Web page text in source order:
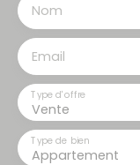
Nom
Email
Vente
Type d'offre
Appartement
Type de bien